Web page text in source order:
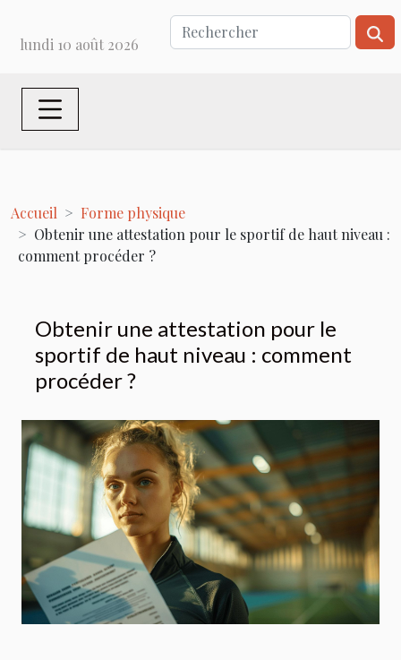
lundi 10 août 2026
Accueil
Forme physique
Obtenir une attestation pour le sportif de haut niveau :
comment procéder ?
Obtenir une attestation pour le
sportif de haut niveau : comment
procéder ?